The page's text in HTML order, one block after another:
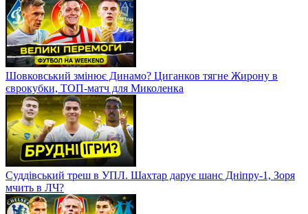
Шовковський змінює Динамо? Циганков тягне Жирону в
єврокубки, ТОП-матч для Миколенка
Суддівський треш в УПЛ. Шахтар дарує шанс Дніпру-1, Зоря
мчить в ЛЧ?